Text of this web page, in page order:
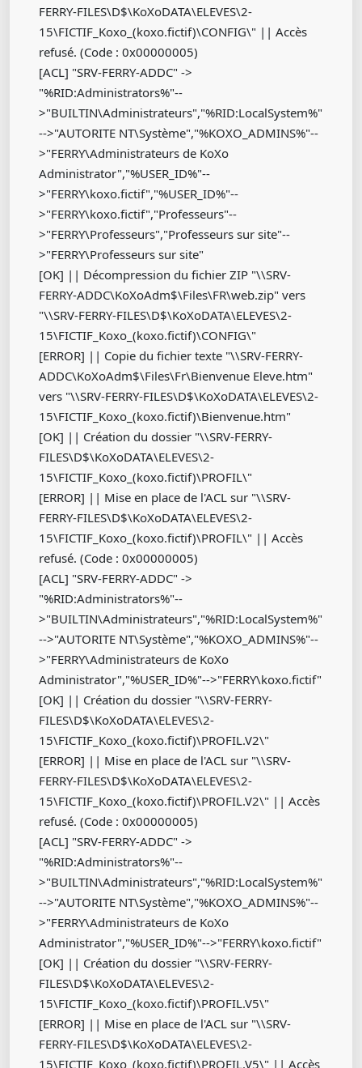
FERRY-FILES\D$\KoXoDATA\ELEVES\2-
15\FICTIF_Koxo_(koxo.fictif)\CONFIG\" || Accès
refusé. (Code : 0x00000005)
[ACL] "SRV-FERRY-ADDC" ->
"%RID:Administrators%"--
>"BUILTIN\Administrateurs","%RID:LocalSystem%"
-->"AUTORITE NT\Système","%KOXO_ADMINS%"--
>"FERRY\Administrateurs de KoXo
Administrator","%USER_ID%"--
>"FERRY\koxo.fictif","%USER_ID%"--
>"FERRY\koxo.fictif","Professeurs"--
>"FERRY\Professeurs","Professeurs sur site"--
>"FERRY\Professeurs sur site"
[OK] || Décompression du fichier ZIP "\\SRV-
FERRY-ADDC\KoXoAdm$\Files\FR\web.zip" vers
"\\SRV-FERRY-FILES\D$\KoXoDATA\ELEVES\2-
15\FICTIF_Koxo_(koxo.fictif)\CONFIG\"
[ERROR] || Copie du fichier texte "\\SRV-FERRY-
ADDC\KoXoAdm$\Files\Fr\Bienvenue Eleve.htm"
vers "\\SRV-FERRY-FILES\D$\KoXoDATA\ELEVES\2-
15\FICTIF_Koxo_(koxo.fictif)\Bienvenue.htm"
[OK] || Création du dossier "\\SRV-FERRY-
FILES\D$\KoXoDATA\ELEVES\2-
15\FICTIF_Koxo_(koxo.fictif)\PROFIL\"
[ERROR] || Mise en place de l'ACL sur "\\SRV-
FERRY-FILES\D$\KoXoDATA\ELEVES\2-
15\FICTIF_Koxo_(koxo.fictif)\PROFIL\" || Accès
refusé. (Code : 0x00000005)
[ACL] "SRV-FERRY-ADDC" ->
"%RID:Administrators%"--
>"BUILTIN\Administrateurs","%RID:LocalSystem%"
-->"AUTORITE NT\Système","%KOXO_ADMINS%"--
>"FERRY\Administrateurs de KoXo
Administrator","%USER_ID%"-->"FERRY\koxo.fictif"
[OK] || Création du dossier "\\SRV-FERRY-
FILES\D$\KoXoDATA\ELEVES\2-
15\FICTIF_Koxo_(koxo.fictif)\PROFIL.V2\"
[ERROR] || Mise en place de l'ACL sur "\\SRV-
FERRY-FILES\D$\KoXoDATA\ELEVES\2-
15\FICTIF_Koxo_(koxo.fictif)\PROFIL.V2\" || Accès
refusé. (Code : 0x00000005)
[ACL] "SRV-FERRY-ADDC" ->
"%RID:Administrators%"--
>"BUILTIN\Administrateurs","%RID:LocalSystem%"
-->"AUTORITE NT\Système","%KOXO_ADMINS%"--
>"FERRY\Administrateurs de KoXo
Administrator","%USER_ID%"-->"FERRY\koxo.fictif"
[OK] || Création du dossier "\\SRV-FERRY-
FILES\D$\KoXoDATA\ELEVES\2-
15\FICTIF_Koxo_(koxo.fictif)\PROFIL.V5\"
[ERROR] || Mise en place de l'ACL sur "\\SRV-
FERRY-FILES\D$\KoXoDATA\ELEVES\2-
15\FICTIF_Koxo_(koxo.fictif)\PROFIL.V5\" || Accès